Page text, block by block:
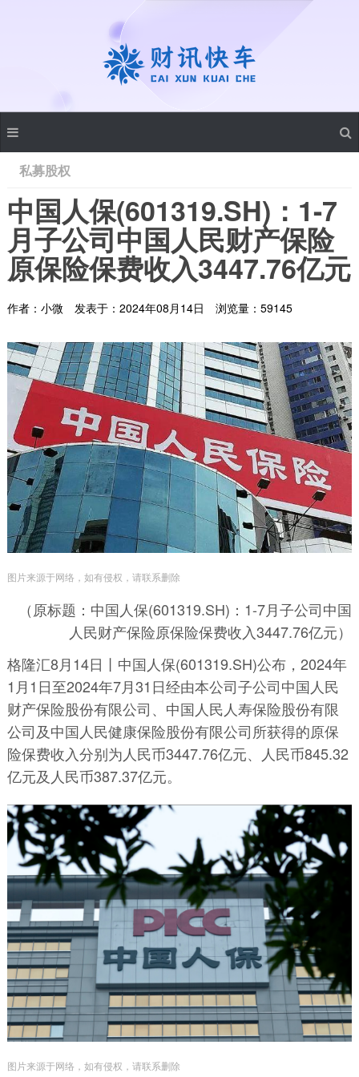
私募股权
中国人保(601319.SH)：1-7
月子公司中国人民财产保险
原保险保费收入3447.76亿元
作者：小微 发表于：2024年08月14日 浏览量：59145
图片来源于网络，如有侵权，请联系删除
（原标题：中国人保(601319.SH)：1-7月子公司中国
人民财产保险原保险保费收入3447.76亿元）
格隆汇8月14日丨中国人保(601319.SH)公布，2024年
1月1日至2024年7月31日经由本公司子公司中国人民
财产保险股份有限公司、中国人民人寿保险股份有限
公司及中国人民健康保险股份有限公司所获得的原保
险保费收入分别为人民币3447.76亿元、人民币845.32
亿元及人民币387.37亿元。
图片来源于网络，如有侵权，请联系删除